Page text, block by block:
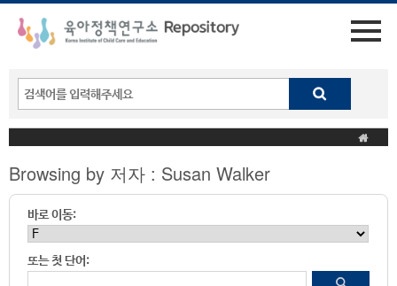
Browsing by 저자 : Susan Walker
바로 이동:
또는 첫 단어: